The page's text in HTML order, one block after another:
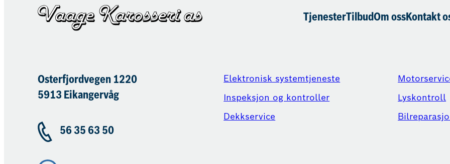
TjenesterTilbudOm ossKontakt
Osterfjordvegen 1220
5913 Eikangervåg
56 35 63 50
Elektronisk systemtjeneste
Inspeksjon og kontroller
Dekkservice
Lyskontroll